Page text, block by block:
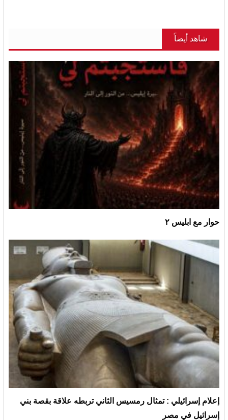
شاهد أيضاً
حوار مع ابليس ٢
إعلام إسرائيلي : تمثال رمسيس الثاني تربطه علاقة بقصة بني
إسرائيل في مصر